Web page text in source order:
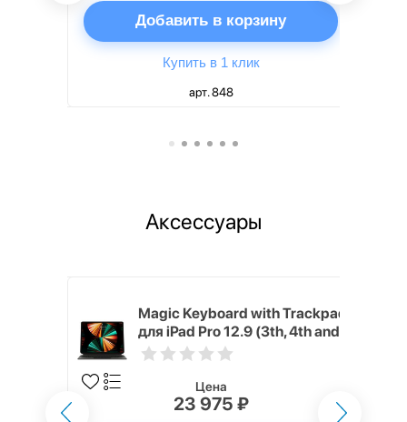
Добавить в корзину
Купить в 1 клик
арт. 848
Аксессуары
Magic Keyboard with Trackpad
для iPad Pro 12.9 (3th, 4th and
5th generation) русская,
Цена
23 975 ₽